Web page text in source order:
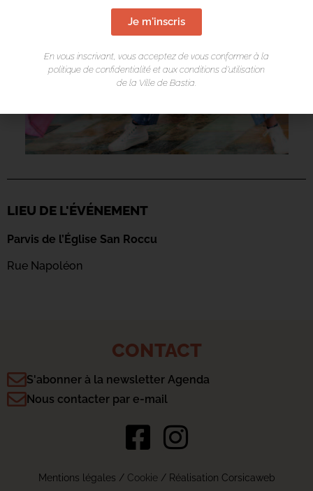
LIEU DE L'ÉVÉNEMENT
Parvis de l’Église San Roccu
Rue Napoléon
CONTACT
S'abonner à la newsletter Agenda
Nous contacter par e-mail
Mentions légales / Cookie/ Réalisation Corsicaweb
Je m'inscris
En vous inscrivant, vous acceptez de vous conformer à la
politique de confidentialité et aux conditions d’utilisation
de la Ville de Bastia.